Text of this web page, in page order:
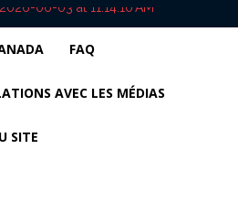
FAQ
AVEC LES MÉDIAS
SITE